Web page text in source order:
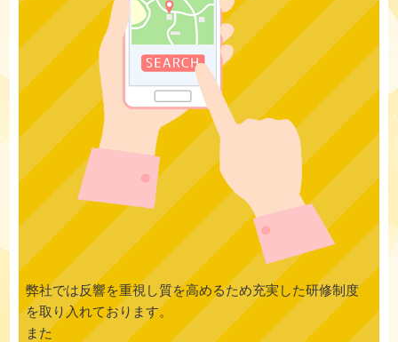
弊社では反響を重視し質を高めるため充実した研修制度
を取り入れております。
また